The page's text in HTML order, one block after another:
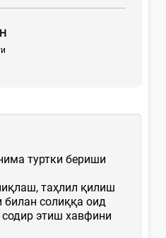
туртки бериши
таҳлил қилиш
билан солиққа оид
этиш хавфини